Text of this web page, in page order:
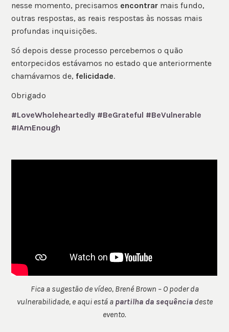
nesse momento, precisamos encontrar mais fundo,
outras respostas, as reais respostas às nossas mais
profundas inquisições.
Só depois desse processo percebemos o quão
entorpecidos estávamos no estado que anteriormente
chamávamos de,felicidade.
Obrigado
#LoveWholeheartedly #BeGrateful #BeVulnerable
#IAmEnough
Fica a sugestão de vídeo, Brené Brown – O poder da
vulnerabilidade, e aqui está a partilha da sequênciadeste
evento.